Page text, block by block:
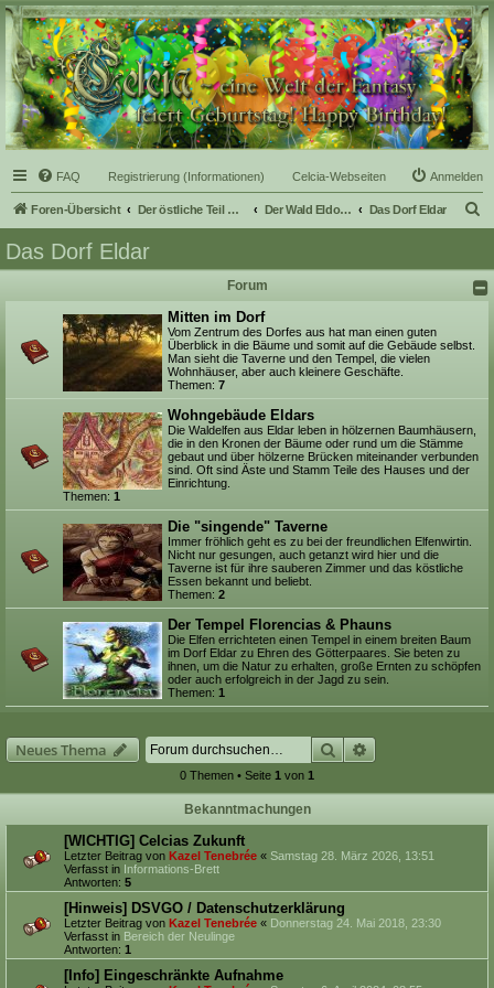
Celcia - eine Welt der
Fantasy
FAQ Registrierung (Informationen) Celcia-Webseiten Anmelden
Foren-Übersicht Der östliche Teil Celcias Der Wald Eldoras Das Dorf Eldar
h
Das Dorf Eldar
Forum
Mitten im Dorf
Vom Zentrum des Dorfes aus hat man einen guten
Überblick in die Bäume und somit auf die Gebäude selbst.
Man sieht die Taverne und den Tempel, die vielen
Wohnhäuser, aber auch kleinere Geschäfte.
Themen: 7
Wohngebäude Eldars
Die Waldelfen aus Eldar leben in hölzernen Baumhäusern,
die in den Kronen der Bäume oder rund um die Stämme
gebaut und über hölzerne Brücken miteinander verbunden
sind. Oft sind Äste und Stamm Teile des Hauses und der
Einrichtung.
Themen: 1
Die "singende" Taverne
Immer fröhlich geht es zu bei der freundlichen Elfenwirtin.
Nicht nur gesungen, auch getanzt wird hier und die
Taverne ist für ihre sauberen Zimmer und das köstliche
Essen bekannt und beliebt.
Themen: 2
Der Tempel Florencias & Phauns
Die Elfen errichteten einen Tempel in einem breiten Baum
im Dorf Eldar zu Ehren des Götterpaares. Sie beten zu
ihnen, um die Natur zu erhalten, große Ernten zu schöpfen
oder auch erfolgreich in der Jagd zu sein.
Themen: 1
Neues Thema SucheErweiterte Suche
0 Themen • Seite 1 von 1
Bekanntmachungen
[WICHTIG] Celcias Zukunft
Letzter Beitrag von Kazel Tenebrée « Samstag 28. März 2026, 13:51
Verfasst in Informations-Brett
Antworten: 5
[Hinweis] DSVGO / Datenschutzerklärung
Letzter Beitrag von Kazel Tenebrée « Donnerstag 24. Mai 2018, 23:30
Verfasst in Bereich der Neulinge
Antworten: 1
[Info] Eingeschränkte Aufnahme